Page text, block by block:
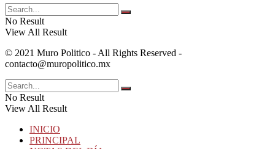
No Result
View All Result
© 2021 Muro Politico - All Rights Reserved -
contacto@muropolitico.mx
No Result
View All Result
INICIO
PRINCIPAL